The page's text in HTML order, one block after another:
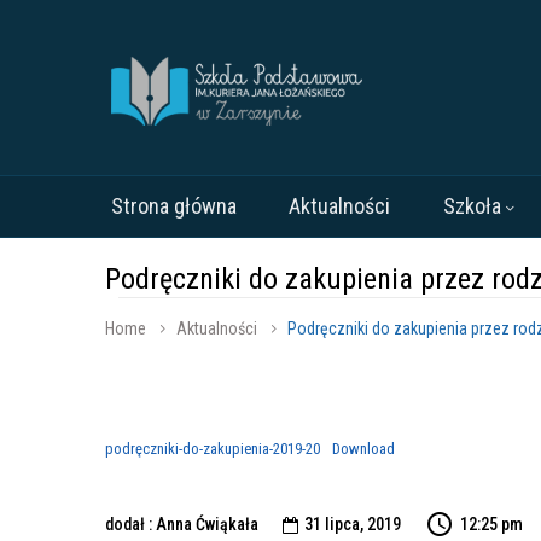
Strona główna Aktualności Szkoła
Podręczniki do zakupienia przez
Home Aktualności Podręczniki do zakupienia przez
podręczniki-do-zakupienia-2019-20 Download
dodał : Anna Ćwiąkała  31 lipca, 2019 12:25 pm